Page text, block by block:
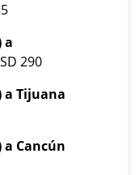
a
290
a Tijuana
a Cancún